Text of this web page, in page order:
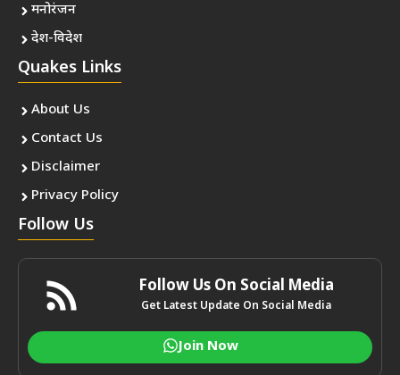
मनोरंजन
देश-विदेश
Quakes Links
About Us
Contact Us
Disclaimer
Privacy Policy
Follow Us
Follow Us On Social Media
Get Latest Update On Social Media
Join Now